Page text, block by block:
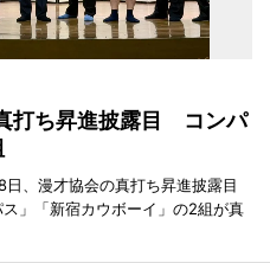
打ち昇進披露目 コンパ
、漫才協会の真打ち昇進披露目
」「新宿カウボーイ」の2組が真